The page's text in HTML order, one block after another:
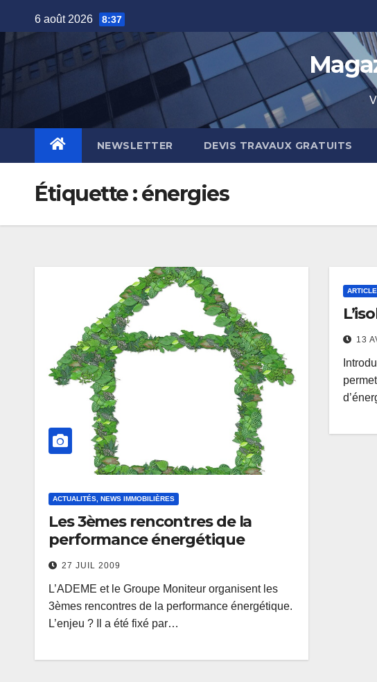
to
6 août 2026 8:37
NEWSLETTER DEVIS TRAVAUX GRATUITS
Étiquette :énergies
ACTUALITÉS, NEWS IMMOBILIÈRES
Les 3èmes rencontres de la
performance énergétique
27 JUIL 2009
L’ADEME et le Groupe Moniteur organisent les
3èmes rencontres de la performance énergétique.
L’enjeu ? Il a été fixé par…
13